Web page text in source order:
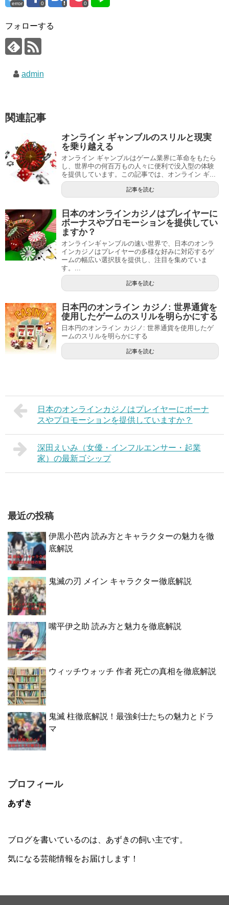
error 0 0
フォローする
admin
関連記事
オンライン ギャンブルのスリルと現実
を乗り越える
オンライン ギャンブルはゲーム業界に革命をもたら
し、世界中の何百万もの人々に便利で没入型の体験
を提供しています。この記事では、オンライン ギ...
記事を読む
日本のオンラインカジノはプレイヤーに
ボーナスやプロモーションを提供してい
ますか？
オンラインギャンブルの速い世界で、日本のオンラ
インカジノはプレイヤーの多様な好みに対応するゲ
ームの幅広い選択肢を提供し、注目を集めていま
す。...
記事を読む
日本円のオンライン カジノ: 世界通貨を
使用したゲームのスリルを明らかにする
日本円のオンライン カジノ: 世界通貨を使用したゲ
ームのスリルを明らかにする
記事を読む
日本のオンラインカジノはプレイヤーにボーナ
スやプロモーションを提供していますか？
深田えいみ（女優・インフルエンサー・起業
家）の最新ゴシップ
最近の投稿
伊黒小芭内 読み方とキャラクターの魅力を徹
底解説
鬼滅の刃 メイン キャラクター徹底解説
嘴平伊之助 読み方と魅力を徹底解説
ウィッチウォッチ 作者 死亡の真相を徹底解説
鬼滅 柱徹底解説！最強剣士たちの魅力とドラ
マ
プロフィール
あずき
ブログを書いているのは、あずきの飼い主です。
気になる芸能情報をお届けします！